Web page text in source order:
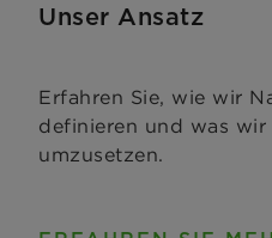
Unser Ansatz
Erfahren Sie, wie wir
definieren und was
umzusetzen.